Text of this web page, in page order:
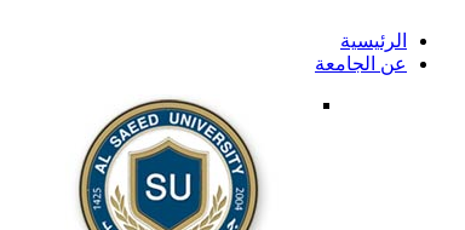
الرئيسية
عن الجامعة